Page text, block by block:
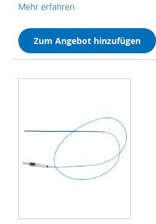
Mehr erfahren
Zum Angebot hinzufügen